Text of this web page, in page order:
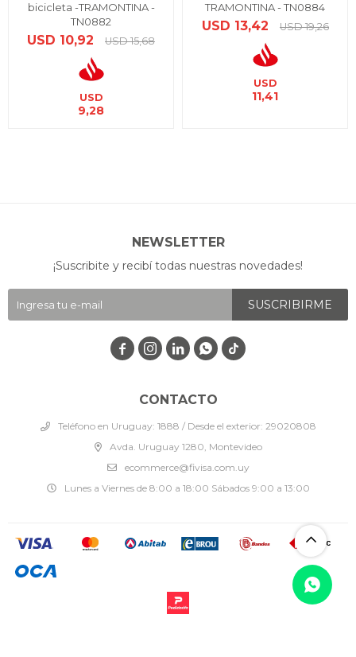
bicicleta -TRAMONTINA -
TN0882
USD 10,92 USD 15,68
USD
9,28
TRAMONTINA - TN0884
USD 13,42 USD 19,26
USD
11,41
CONTACTO
Teléfono en Uruguay: 1888 / Desde el exterior: 29020808
Avda. Uruguay 1280, Montevideo
ecommerce@fivisa.com.uy
Lunes a Viernes de 8:00 a 18:00 Sábados 9:00 a 13:00
NEWSLETTER
¡Suscribite y recibí todas nuestras novedades!
SUSCRIBIRME
   